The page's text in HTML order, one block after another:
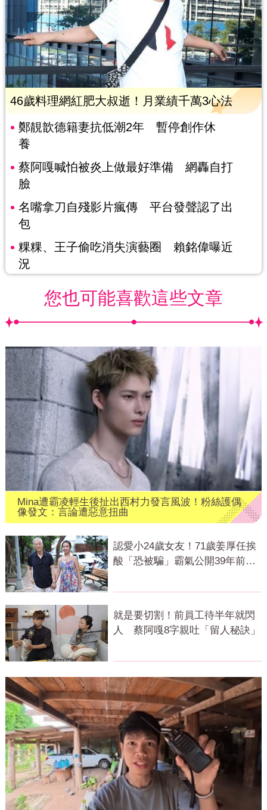
46歲料理網紅肥大叔逝！月業績千萬3心法
鄭靚歆德籍妻抗低潮2年 暫停創作休
養
蔡阿嘎喊怕被炎上做最好準備 網轟自打
臉
名嘴拿刀自殘影片瘋傳 平台發聲認了出
包
粿粿、王子偷吃消失演藝圈 賴銘偉曝近
況
您也可能喜歡這些文章
Mina遭霸凌輕生後扯出西村力發言風波！粉絲護偶
像發文：言論遭惡意扭曲
認愛小24歲女友！71歲姜厚任挨
酸「恐被騙」霸氣公開39年前鐵
就是要切割！前員工待半年就閃
人 蔡阿嘎8字親吐「留人秘訣」